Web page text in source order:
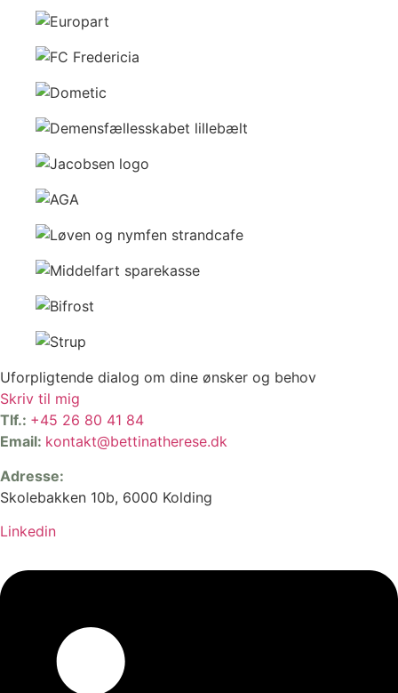
Uforpligtende dialog om dine ønsker og behov
Skriv til mig
Tlf.: +45 26 80 41 84
Email: kontakt@bettinatherese.dk
Adresse:
Skolebakken 10b, 6000 Kolding
Linkedin